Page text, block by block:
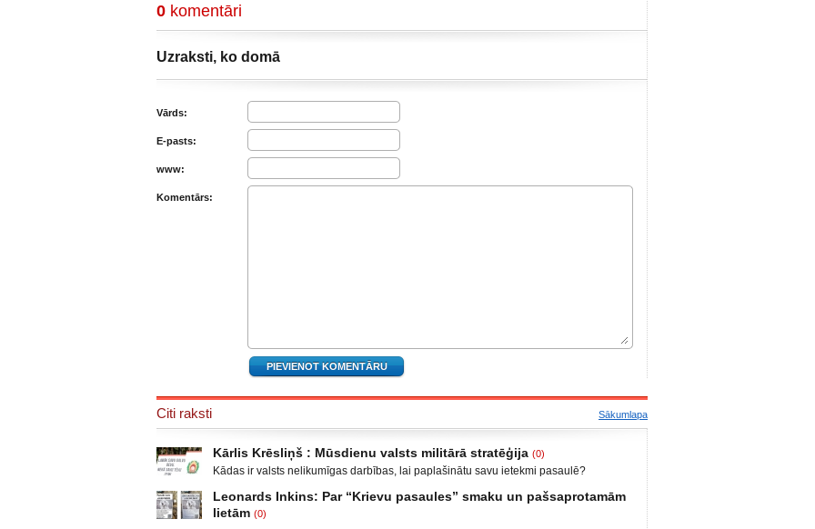
0 komentāri
Uzraksti, ko domā
Vārds:
E-pasts:
www:
Komentārs:
Citi raksti Sākumlapa
Kārlis Krēsliņš : Mūsdienu valsts militārā stratēģija (0)
Kādas ir valsts nelikumīgas darbības, lai paplašinātu savu ietekmi pasaulē?
Krievijas un ar to aizstāvēšanu pamatots iebrukums Gruzijā. Ukrainā anektēt Krimu
un izveidot militāro konfliktu Doņeckas un Luganskas novados. Vai tas vismaz daļēji
Leonards Inkins: Par “Krievu pasaules” smaku un pašsaprotamām
lietām (0)